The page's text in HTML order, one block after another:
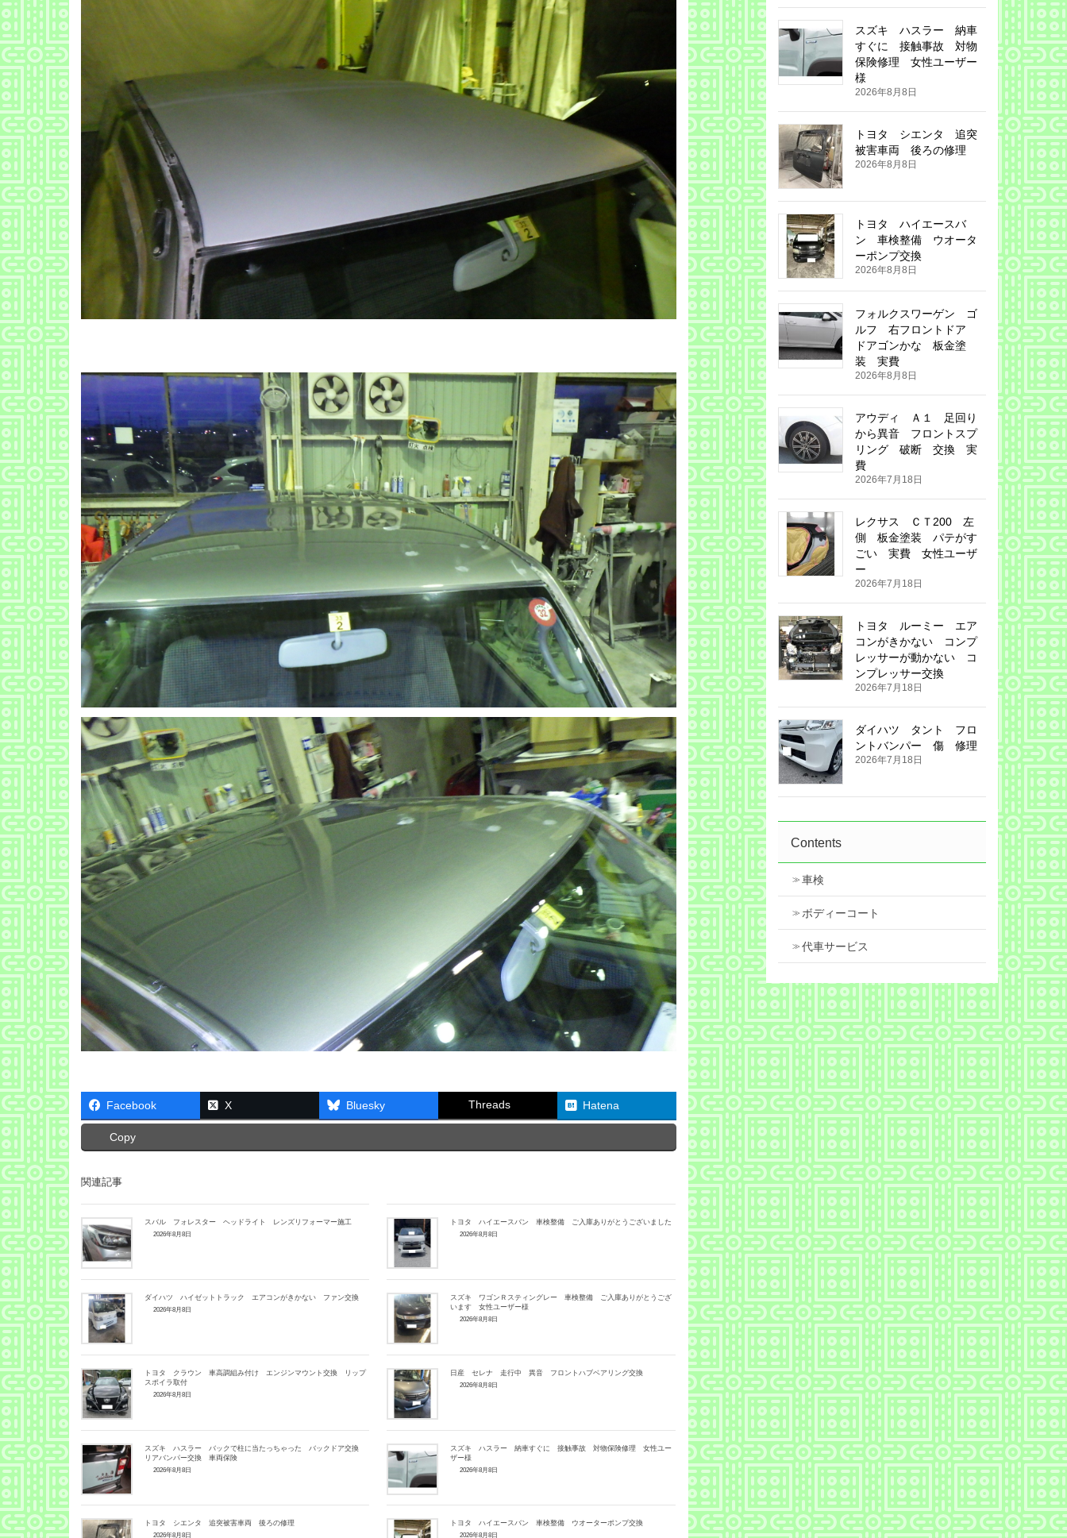
Facebook X Bluesky Threads Hatena
Copy
関連記事
スバル フォレスター ヘッドライト レンズリフォーマー施工
2026年8月8日
トヨタ ハイエースバン 車検整備 ご入庫ありがとうございました
2026年8月8日
ダイハツ ハイゼットトラック エアコンがきかない ファン交換
2026年8月8日
スズキ ワゴンＲスティングレー 車検整備 ご入庫ありがとうござ
います 女性ユーザー様
2026年8月8日
トヨタ クラウン 車高調組み付け エンジンマウント交換 リップ
スポイラ取付
2026年8月8日
日産 セレナ 走行中 異音 フロントハブベアリング交換
2026年8月8日
スズキ ハスラー バックで柱に当たっちゃった バックドア交換
リアバンパー交換 車両保険
2026年8月8日
スズキ ハスラー 納車すぐに 接触事故 対物保険修理 女性ユー
ザー様
2026年8月8日
トヨタ シエンタ 追突被害車両 後ろの修理
2026年8月8日
トヨタ ハイエースバン 車検整備 ウオーターポンプ交換
2026年8月8日
スズキ ハスラー 納車
すぐに 接触事故 対物
保険修理 女性ユーザー
様
2026年8月8日
トヨタ シエンタ 追突
被害車両 後ろの修理
2026年8月8日
トヨタ ハイエースバ
ン 車検整備 ウオータ
ーポンプ交換
2026年8月8日
フォルクスワーゲン ゴ
ルフ 右フロントドア
ドアゴンかな 板金塗
装 実費
2026年8月8日
アウディ Ａ１ 足回り
から異音 フロントスプ
リング 破断 交換 実
費
2026年7月18日
レクサス ＣＴ200 左
側 板金塗装 パテがす
ごい 実費 女性ユーザ
ー
2026年7月18日
トヨタ ルーミー エア
コンがきかない コンプ
レッサーが動かない コ
ンプレッサー交換
2026年7月18日
ダイハツ タント フロ
ントバンパー 傷 修理
2026年7月18日
Contents
車検
ボディーコート
代車サービス